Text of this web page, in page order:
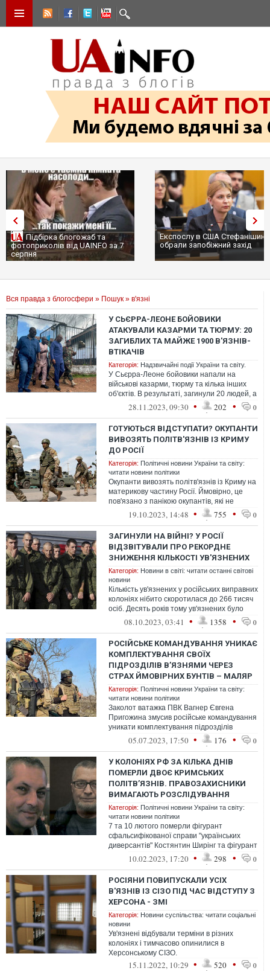
Підбірка блогожаб та
фотоприколів від UAINFO за 7
серпня
Експослу в США
обрали запобіжний захід
Вся правда з блогосфери » Пошук » в'язні
У СЬЄРРА-ЛЕОНЕ БОЙОВИКИ
АТАКУВАЛИ КАЗАРМИ ТА ТЮРМУ: 20
ЗАГИБЛИХ ТА МАЙЖЕ 1900 В'ЯЗНІВ-
ВТІКАЧІВ
Категорія: Надзвичайні події України та світу.
У Сьєрра-Леоне бойовики напали на
військові казарми, тюрму та кілька інших
об'єктів. В результаті, загинули 20 людей, а
майже 1900 в'язнів втекли.
28.11.2023, 09:30 • 202 • 0
ГОТУЮТЬСЯ ВІДСТУПАТИ? ОКУПАНТИ
ВИВОЗЯТЬ ПОЛІТВ'ЯЗНІВ ІЗ КРИМУ
ДО РОСІЇ
Категорія: Політичні новини України та світу:
читати новини політики
Окупанти вивозять політв'язнів із Криму на
материкову частину Росії. Ймовірно, це
пов'язано з панікою окупантів, які не
зможуть утримати Крим, коли ЗС...
19.10.2023, 14:48 • 755 • 0
ЗАГИНУЛИ НА ВІЙНІ? У РОСІЇ
ВІДЗВІТУВАЛИ ПРО РЕКОРДНЕ
ЗНИЖЕННЯ КІЛЬКОСТІ УВ'ЯЗНЕНИХ
Категорія: Новини в світі: читати останні світові
новини
Кількість ув'язнених у російських виправних
колоніях нібито скоротилася до 266 тисяч
осіб. Десять років тому ув'язнених було
майже 700 тисяч.
08.10.2023, 03:41 • 1358 • 0
РОСІЙСЬКЕ КОМАНДУВАННЯ УНИКАЄ
КОМПЛЕКТУВАННЯ СВОЇХ
ПІДРОЗДІЛІВ В’ЯЗНЯМИ ЧЕРЕЗ
СТРАХ ЙМОВІРНИХ БУНТІВ – МАЛЯР
Категорія: Політичні новини України та світу:
читати новини політики
Заколот ватажка ПВК Вагнер Євгена
Пригожина змусив російське командування
уникати комплектування підрозділів
засудженими через острах майбутніх
05.07.2023, 17:50 • 176 • 0
У КОЛОНІЯХ РФ ЗА КІЛЬКА ДНІВ
ПОМЕРЛИ ДВОЄ КРИМСЬКИХ
ПОЛІТВ’ЯЗНІВ. ПРАВОЗАХИСНИКИ
ВИМАГАЮТЬ РОЗСЛІДУВАННЯ
Категорія: Політичні новини України та світу:
читати новини політики
7 та 10 лютого померли фігурант
сфальсифікованої справи "українських
диверсантів" Костянтин Ширінг та фігурант
незаконно відкритої «справи Хізб ут-Тах...
10.02.2023, 17:20 • 298 • 0
РОСІЯНИ ПОВИПУСКАЛИ УСІХ
В'ЯЗНІВ ІЗ СІЗО ПІД ЧАС ВІДСТУПУ З
ХЕРСОНА - ЗМІ
Категорія: Новини суспільства: читати соціальні
новини
Ув'язнені відбували терміни в різних
колоніях і тимчасово опинилися в
Херсонському СІЗО.
15.11.2022, 10:29 • 520 • 0